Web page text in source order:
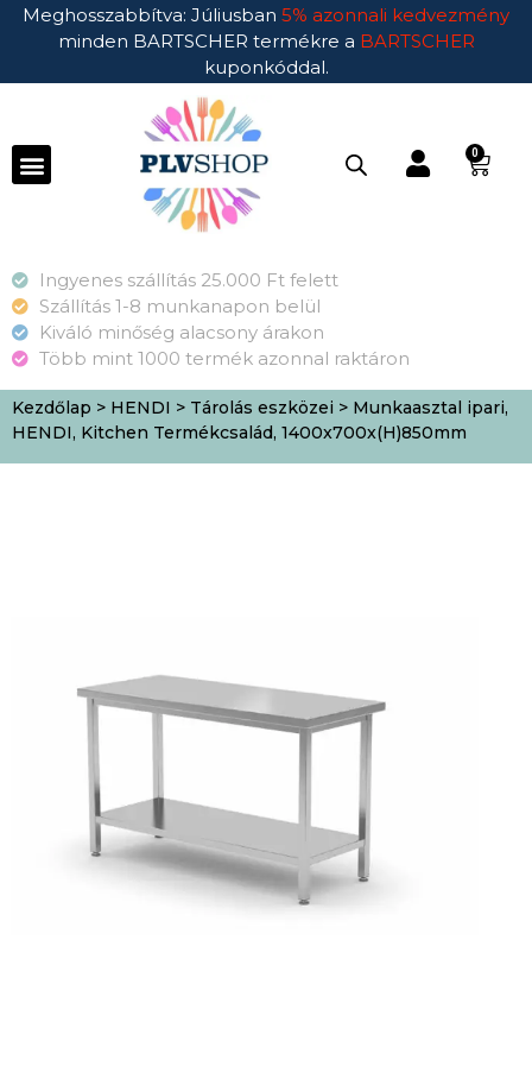
Meghosszabbítva: Júliusban 5% azonnali kedvezmény
minden BARTSCHER termékre a BARTSCHER
kuponkóddal.
0
Ingyenes szállítás 25.000 Ft felett
Szállítás 1-8 munkanapon belül
Kiváló minőség alacsony árakon
Több mint 1000 termék azonnal raktáron
Kezdőlap > HENDI > Tárolás eszközei > Munkaasztal ipari,
HENDI, Kitchen Termékcsalád, 1400x700x(H)850mm